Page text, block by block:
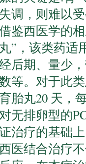
失调，则难以
鉴西医学的
丸”，该类药适
后期、量少
等。对于此
胎丸20 天，
无排卵型的
治疗的基础
医结合治疗